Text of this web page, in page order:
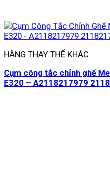
HÀNG THAY THẾ KHÁC
Cụm công tắc chỉnh ghế
E320 – A2118217979